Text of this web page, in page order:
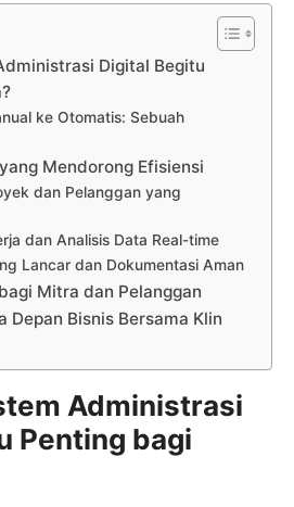
Digital Begitu
ke Otomatis: Sebuah
Mendorong Efisiensi
dan Pelanggan yang
dan Analisis Data Real-time
Lancar dan Dokumentasi Aman
Mitra dan Pelanggan
Depan Bisnis Bersama Klin
Administrasi
Penting bagi